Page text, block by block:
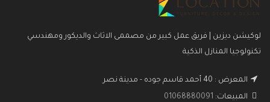
لوكيشن ديزين | فريق عمل كبير من مصممى الاثاث والديكور ومهندسي
تكنولوجيا المنازل الذكية
المعرض : 40 أحمد قاسم جوده - مدينة نصر
المبيعات: 01068880091